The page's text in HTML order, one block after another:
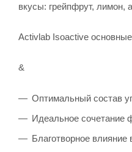
вкусы: грейпфрут, лимон,
Activlab Isoactive
&
Оптимальный состав
Идеальное сочетание
Благотворное влияние